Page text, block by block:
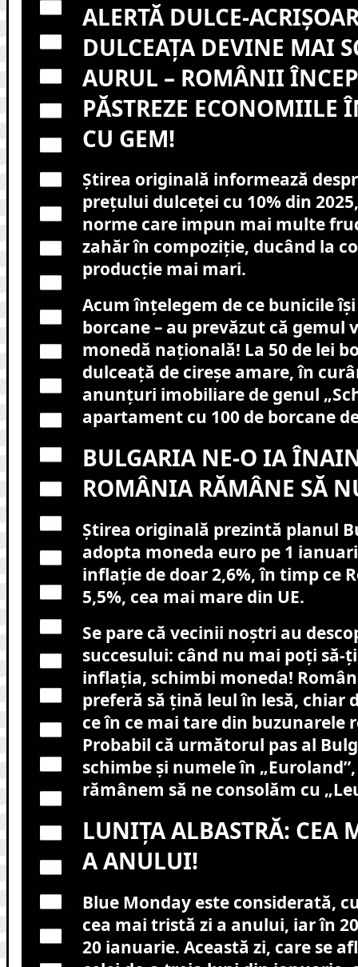
ALERTĂ DULCE-
DULCEAȚA DEVINE MAI
AURUL – ROMÂNII
PĂSTREZE ECONOMIILE
CU GEM!
Știrea originală informează
prețului dulceței cu 10% din
norme care impun mai multe
zahăr în compoziție, ducând la
producție mai mari.
Acum înțelegem de ce bunicile
borcane – au prevăzut că gemul
monedă națională! La 50 de lei
dulceață de cireșe amare, în
anunțuri imobiliare de genul
apartament cu 100 de borcane
BULGARIA NE-O IA
ROMÂNIA RĂMÂNE SĂ
Știrea originală prezintă planul
adopta moneda euro pe 1
inflație de doar 2,6%, în timp ce
5,5%, cea mai mare din UE.
Se pare că vecinii noștri au
succesului: când nu mai poți să-
inflația, schimbi moneda!
preferă să țină leul în lesă, chiar
ce în ce mai tare din buzunarele
Probabil că următorul pas al
schimbe și numele în
rămânem să ne consolăm cu
LUNIȚA ALBASTRĂ: CEA
A ANULUI!
Blue Monday este considerată,
cea mai tristă zi a anului, iar în
20 ianuarie. Această zi, care se